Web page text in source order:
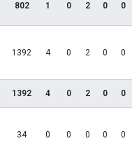
802 1 0 2 0 0
1392 4 0 2 0 0
1392 4 0 2 0 0
34 0 0 0 0 0